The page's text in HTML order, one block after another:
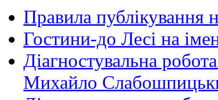
Правила публікування
Гостини-до Лесі на
Діагностувальна
Михайло